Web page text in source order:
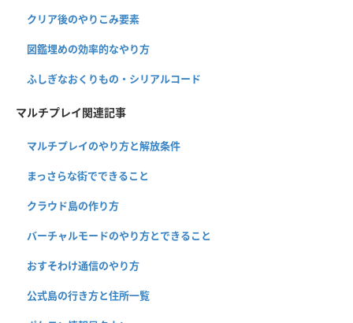
クリア後のやりこみ要素
図鑑埋めの効率的なやり方
ふしぎなおくりもの・シリアルコード
マルチプレイ関連記事
マルチプレイのやり方と解放条件
まっさらな街でできること
クラウド島の作り方
バーチャルモードのやり方とできること
おすそわけ通信のやり方
公式島の行き方と住所一覧